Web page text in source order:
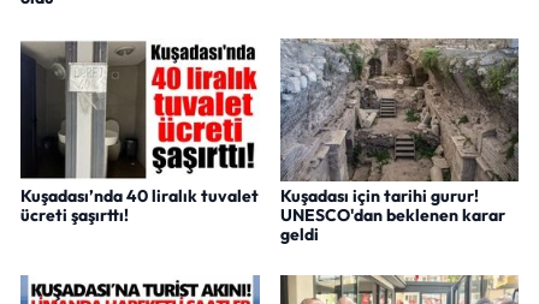
Kuşadası’nda 40 liralık tuvalet
ücreti şaşırttı!
Kuşadası için tarihi gurur!
UNESCO'dan beklenen karar
geldi